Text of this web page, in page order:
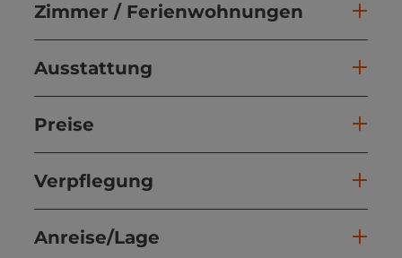
Zimmer / Ferienwohnungen
Ausstattung
Preise
Verpflegung
Anreise/Lage